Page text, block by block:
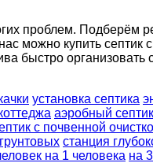
проблем. Подберём
можно купить септик
быстро организовать
установка септика
аэробный септик
с почвенной
станция
на 1 человека на